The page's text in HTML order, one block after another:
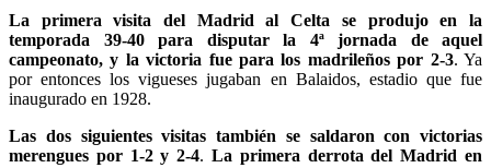
La primera visita del Madrid al Celta se produjo en la
temporada 39-40 para disputar la 4ª jornada de aquel
campeonato, y la victoria fue para los madrileños por 2-3. Ya
por entonces los vigueses jugaban en Balaidos, estadio que fue
inaugurado en 1928.
Las dos siguientes visitas también se saldaron con victorias
merengues por 1-2 y 2-4. La primera derrota del Madrid en